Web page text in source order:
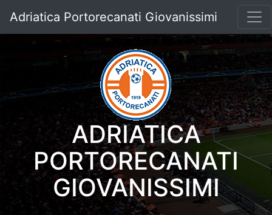
Adriatica Portorecanati Giovanissimi
ADRIATICA
PORTORECANATI
GIOVANISSIMI